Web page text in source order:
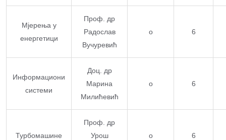
Мјерења у
енергетици
Проф. др
Радослав
Вучуревић
о 6
Информациони
системи
Доц. др
Марина
Милићевић
о 6
Турбомашине
Проф. др
Урош
о 6